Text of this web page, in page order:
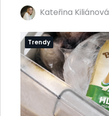
Kateřina Kiliánová
Trendy